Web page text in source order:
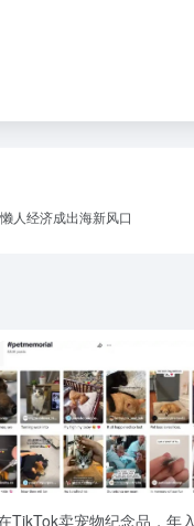
人经济成出海新风口
TikTok卖宠物纪念品，年入